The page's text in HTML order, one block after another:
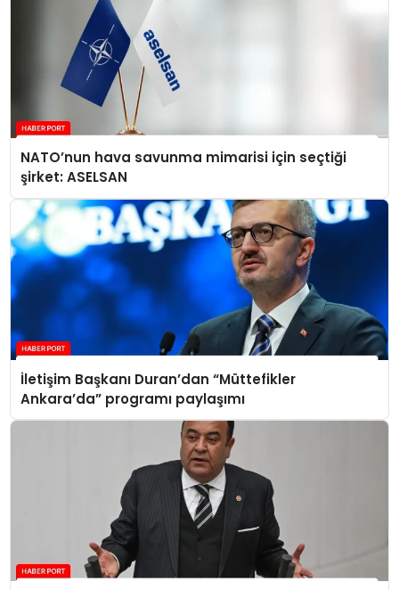
NATO’nun hava savunma mimarisi için seçtiği
şirket: ASELSAN
İletişim Başkanı Duran’dan “Müttefikler
Ankara’da” programı paylaşımı